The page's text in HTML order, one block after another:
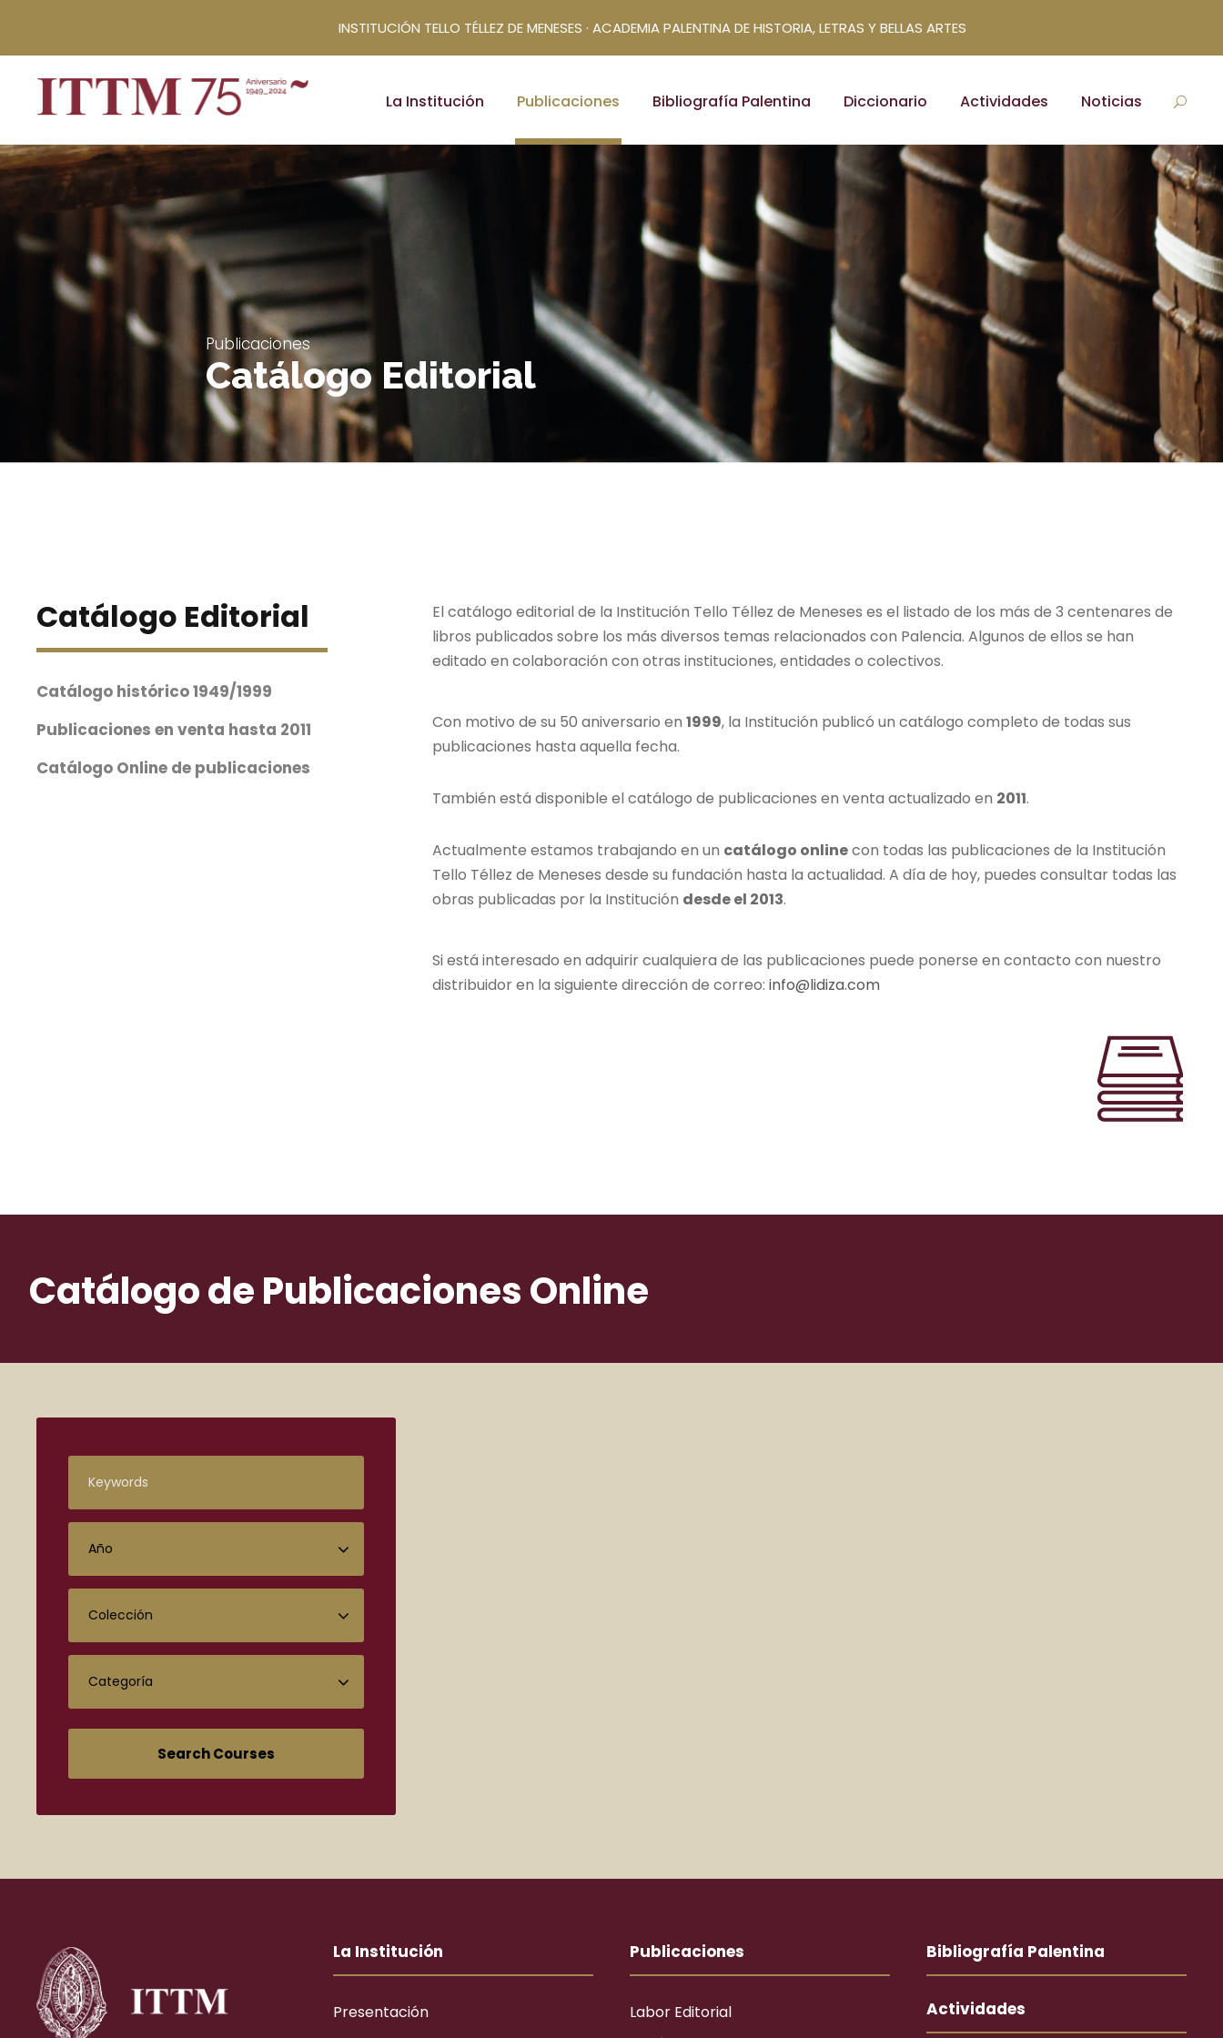
INSTITUCIÓN TELLO TÉLLEZ DE MENESES · ACADEMIA PALENTINA DE HISTORIA, LETRAS Y BELLAS ARTES
La Institución Publicaciones Bibliografía Palentina Diccionario Actividades Noticias
Publicaciones
Catálogo Editorial
Catálogo Editorial
Catálogo histórico 1949/1999
Publicaciones en venta hasta 2011
Catálogo Online de publicaciones
El catálogo editorial de la Institución Tello Téllez de Meneses es el listado de los más de 3 centenares de
libros publicados sobre los más diversos temas relacionados con Palencia. Algunos de ellos se han
editado en colaboración con otras instituciones, entidades o colectivos.
Con motivo de su 50 aniversario en 1999, la Institución publicó un catálogo completo de todas sus
publicaciones hasta aquella fecha.
También está disponible el catálogo de publicaciones en venta actualizado en 2011.
Actualmente estamos trabajando en un catálogo onlinecon todas las publicaciones de la Institución
Tello Téllez de Meneses desde su fundación hasta la actualidad. A día de hoy, puedes consultar todas las
obras publicadas por la Institución desde el 2013.
Si está interesado en adquirir cualquiera de las publicaciones puede ponerse en contacto con nuestro
distribuidor en la siguiente dirección de correo: info@lidiza.com
Catálogo de Publicaciones Online
La Institución
Presentación
Publicaciones
Labor Editorial
Bibliografía Palentina
Actividades